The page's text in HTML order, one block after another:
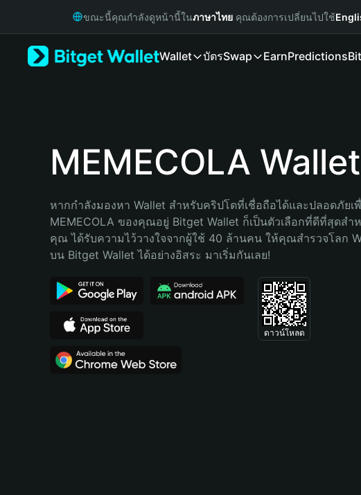
Русский
Bahasa Indonesia
Português (Brasil)
ขณะนี้คุณกำลังดูหน้านี้ในภาษาไทย คุณต้องการเปลี่ยนไปใช้
Wallet บัตรSwap EarnPredictions
MEMECOLA Wallet
หากกำลังมองหา Wallet สำหรับคริปโตที่เชื่อถือได้และปลอดภัยเ
MEMECOLA ของคุณอยู่ Bitget Wallet ก็เป็นตัวเลือกที่ดีที่สุดสำ
คุณ ได้รับความไว้วางใจจากผู้ใช้ 40 ล้านคน ให้คุณสำรวจโลก
บน Bitget Wallet ได้อย่างอิสระ มาเริ่มกันเลย!
ดาวน์โหลด